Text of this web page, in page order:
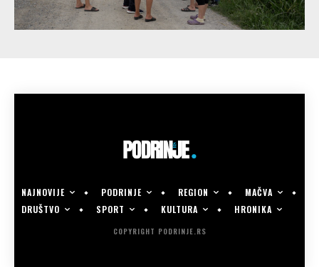
NAJNOVIJE PODRINJE REGION
MAČVA
DRUŠTVO
SPORT KULTURA HRONIKA
COPYRIGHT PODRINJE.RS